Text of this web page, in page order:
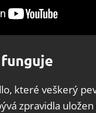
Zajištění
odstraňování
které veškerý
zpravidla